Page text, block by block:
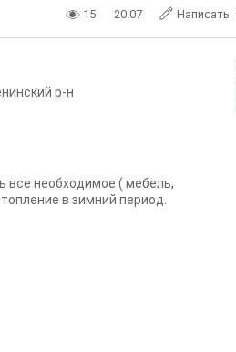
15 20.07 Написать
р-н
все необходимое ( мебель,
в зимний период.